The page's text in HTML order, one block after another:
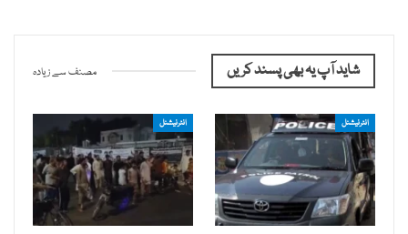
شاید آپ یہ بھی پسند کریں مصنف سے زیادہ
انٹرنیشنل انٹرنیشنل